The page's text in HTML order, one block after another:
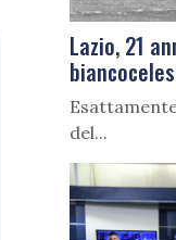
Lazio, 21
del...